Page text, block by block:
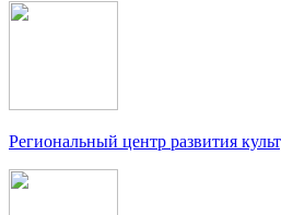
Региональный центр развития